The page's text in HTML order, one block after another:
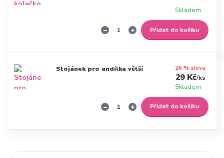
Skladem
Přidat do košíku
Stojánek pro andílka větší 26 % sleva
29 Kč/ks
Skladem
Přidat do košíku